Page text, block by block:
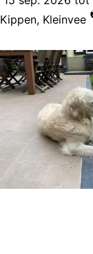
Kippen, Kleinvee